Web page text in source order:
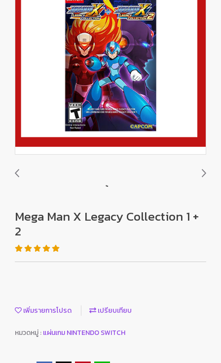
Mega Man X Legacy Collection 1 +
2
เพิ่มรายการโปรด เปรียบเทียบ
หมวดหมู่ :แผ่นเกม NINTENDO SWITCH